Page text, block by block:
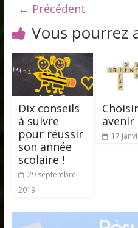
← Précédent
Vous pourrez
Dix conseils
à suivre
pour réussir
son année
scolaire !
29 septembre
2019
avenir
17